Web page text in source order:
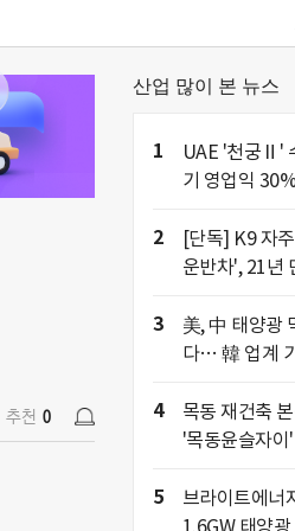
추천 0
산업 많이 본 뉴스